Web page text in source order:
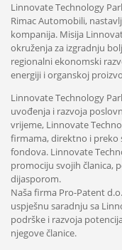
Linnovate Technology
Rimac Automobili,
kompanija. Misija
okruženja za izgradnju
regionalni ekonomski
energiji i organskoj
Linnovate Technology
uvođenja i razvoja
vrijeme, Linnovate
firmama, direktno i preko
fondova. Linnovate
promociju svojih članica,
dijasporom.
Naša firma Pro-Patent
uspješnu saradnju sa
podrške i razvoja
njegove članice.